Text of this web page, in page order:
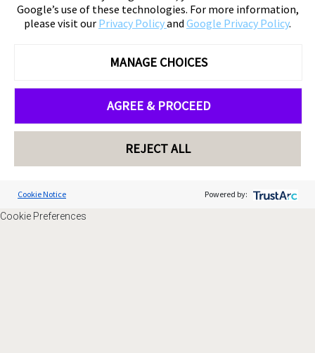
Google’s use of these technologies. For more information,
please visit our Privacy Policyand Google Privacy Policy.
MANAGE CHOICES
AGREE & PROCEED
REJECT ALL
Cookie Notice Powered by:
Cookie Preferences